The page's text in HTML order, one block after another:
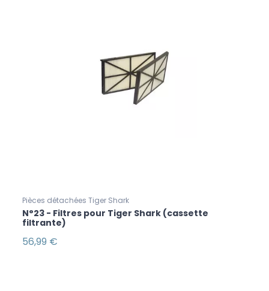
Pièces détachées Tiger Shark
N°23 - Filtres pour Tiger Shark (cassette
filtrante)
56,99 €